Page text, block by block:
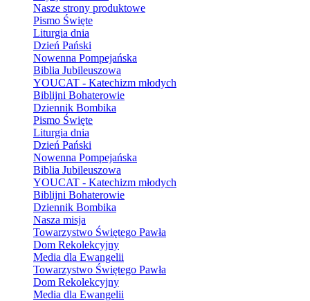
Nasze strony produktowe
Pismo Święte
Liturgia dnia
Dzień Pański
Nowenna Pompejańska
Biblia Jubileuszowa
YOUCAT - Katechizm młodych
Biblijni Bohaterowie
Dziennik Bombika
Pismo Święte
Liturgia dnia
Dzień Pański
Nowenna Pompejańska
Biblia Jubileuszowa
YOUCAT - Katechizm młodych
Biblijni Bohaterowie
Dziennik Bombika
Nasza misja
Towarzystwo Świętego Pawła
Dom Rekolekcyjny
Media dla Ewangelii
Towarzystwo Świętego Pawła
Dom Rekolekcyjny
Media dla Ewangelii